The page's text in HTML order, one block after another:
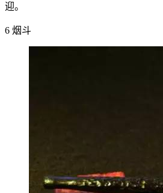
迎。
6 烟斗